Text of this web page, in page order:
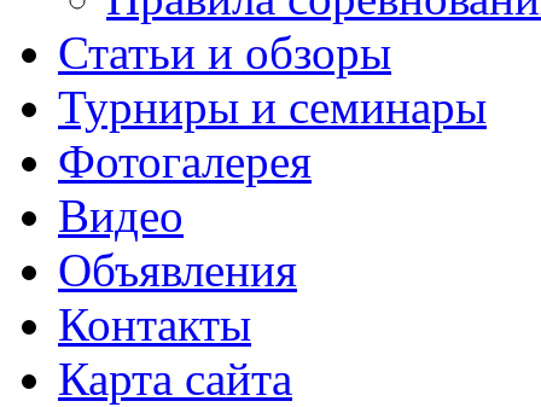
Статьи и обзоры
Турниры и семинары
Фотогалерея
Видео
Объявления
Контакты
Карта сайта